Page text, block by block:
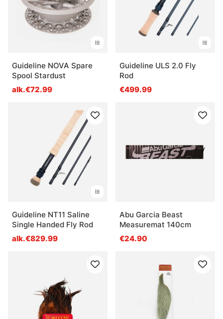
Guideline NOVA Spare
Spool Stardust
alk.€72.99
Guideline ULS 2.0 Fly
Rod
€499.99
Guideline NT11 Saline
Single Handed Fly Rod
alk.€829.99
Abu Garcia Beast
Measuremat 140cm
€24.90